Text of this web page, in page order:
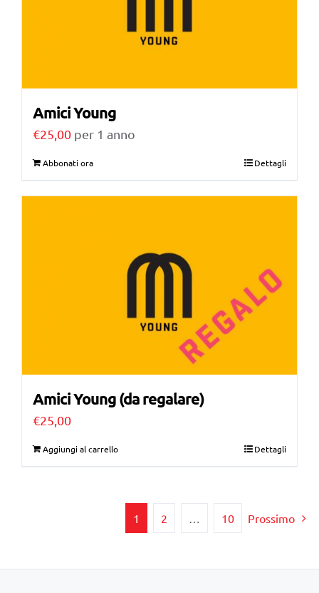
Amici Young
€25,00 per 1 anno
Abbonati ora Dettagli
Amici Young (da regalare)
€25,00
Aggiungi al carrello Dettagli
1 2 … 10 Prossimo